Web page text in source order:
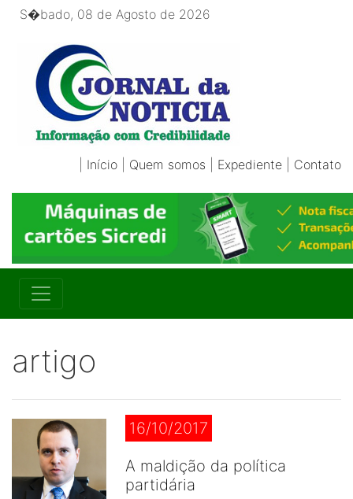
S�bado, 08 de Agosto de 2026
Início Quem somos Expediente Contato
artigo
16/10/2017
A maldição da política
partidária